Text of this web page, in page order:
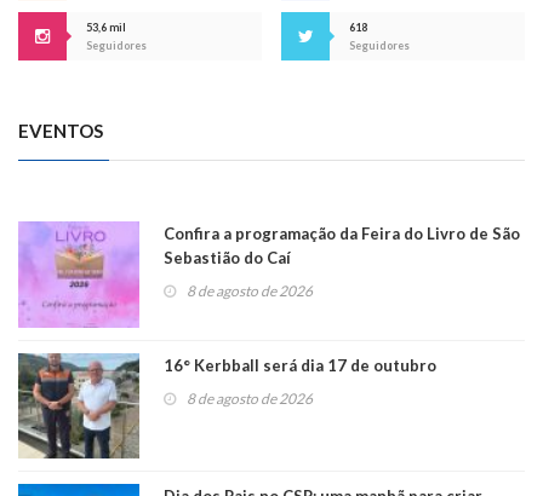
53,6 mil
Seguidores
618
Seguidores
EVENTOS
Confira a programação da Feira do Livro de São
Sebastião do Caí
8 de agosto de 2026
16° Kerbball será dia 17 de outubro
8 de agosto de 2026